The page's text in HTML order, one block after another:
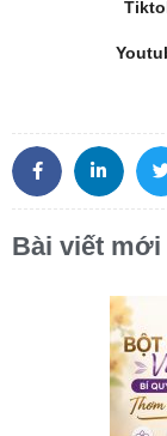
Bài viết mới